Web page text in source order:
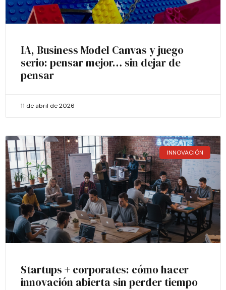
IA, Business Model Canvas y juego
serio: pensar mejor… sin dejar de
pensar
11 de abril de 2026
INNOVACIÓN
Startups + corporates: cómo hacer
innovación abierta sin perder tiempo